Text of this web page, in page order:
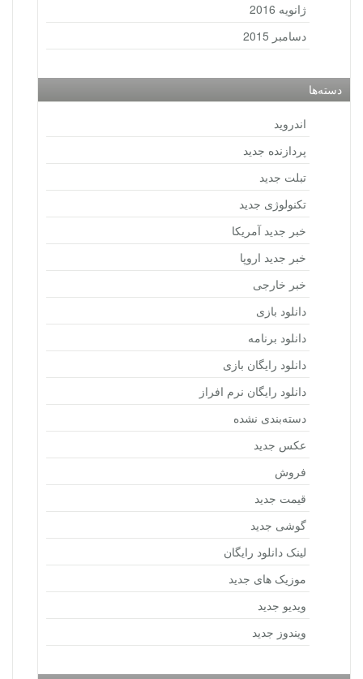
ژانویه 2016
دسامبر 2015
دسته‌ها
اندروید
پردازنده جدید
تبلت جدید
تکنولوژی جدید
خبر جدید آمریکا
خبر جدید اروپا
خبر خارجی
دانلود بازی
دانلود برنامه
دانلود رایگان بازی
دانلود رایگان نرم افراز
دسته‌بندی نشده
عکس جدید
فروش
قیمت جدید
گوشی جدید
لینک دانلود رایگان
موزیک های جدید
ویدیو جدید
ویندوز جدید